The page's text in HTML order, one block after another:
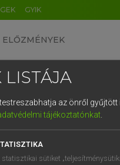
GYIK
ELŐZMÉNYEK
LISTÁJA
az önről
tájékoztatónkat.
statisztikai sütiket
DE CN FR ES IT NL
1 2 3 4
q w e r